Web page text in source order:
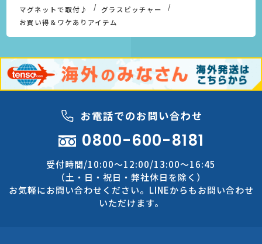
マグネットで取付♪
グラスピッチャー
お買い得＆ワケありアイテム
お電話でのお問い合わせ
0800-600-8181
受付時間/10:00～12:00/13:00～16:45
（土・日・祝日・弊社休日を除く）
お気軽にお問い合わせください。LINEからもお問い合わせ
いただけます。